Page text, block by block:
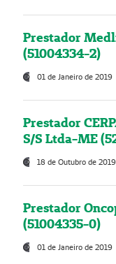
Prestador
(51004334-2)
01 de Janeiro de 2019
Prestador
S/S Ltda-ME
18 de Outubro de 2019
Prestador
(51004335-0)
01 de Janeiro de 2019